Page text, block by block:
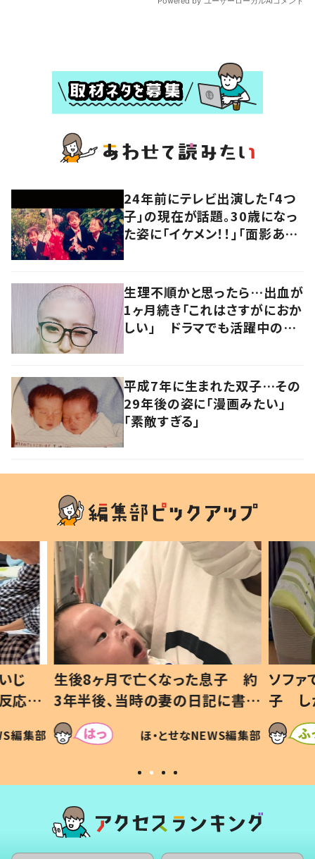
24年前にテレビ出演した「4つ
子」の現在が話題。30歳になっ
た姿に「イケメン！！」「面影あ
生理不順かと思ったら…出血が
1ヶ月続き「これはさすがにおか
しい」 ドラマでも活躍中の女
平成7年に生まれた双子…その
29年後の姿に「漫画みたい」
「素敵すぎる」
じ
応に
編集部
生後8ヶ月で亡くなった息子 約
3年半後、当時の妻の日記に書い
てあった本音とは
ほ・とせなNEWS編集部
ソファ
子 し
すべ
いから